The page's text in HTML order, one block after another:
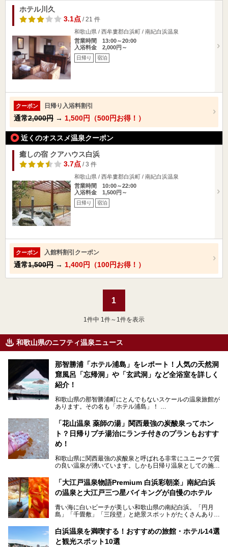
ホテル川久
3.1点/ 21 件
和歌山県 / 西牟婁郡白浜町 / 南紀白浜温泉
営業時間 13:00～20:00
入浴料金 2,000円～
日帰り 宿泊
クーポン 日帰り入浴料割引
通常2,000円 → 1,500円（500円お得！）
近くのオススメ温泉クーポン
癒しの宿 クアハウス白浜
3.7点/ 3 件
和歌山県 / 西牟婁郡白浜町 / 南紀白浜温泉
営業時間 10:00～22:00
入浴料金 1,500円～
日帰り 宿泊
クーポン 入館料割引クーポン
通常1,500円 → 1,400円（100円お得！）
1
1 件中 1件～1件を表示
和歌山県のニフティ温泉ニュース
那智勝浦「ホテル浦島」をレポート！人気の天然洞
窟風呂「忘帰洞」や「玄武洞」など全浴室を詳しく
紹介！
和歌山県の那智勝浦町にとんでもないスケールの温泉旅館が
あります。その名も「ホテル浦島」！
泉。日本一長いエスカレーターで「本館」と「山上館」を結
び、海を一望する絶景も。
6ヵ所のお風呂のうち5ヵ所までは日帰り入浴も可。可愛ら
しいカメさんの形の送迎船「浦島丸」に乗っていざ、温泉の
湧く竜宮城へ！
───
提供元：那智勝浦町【PR】
この記事は那智勝浦町のPR記事です。
「花山温泉 薬師の湯」関西最強の炭酸泉ってホン
ト？日帰りプチ湯治にランチ付きのプランもおすす
め！
和歌山県に関西最強の炭酸泉と呼ばれる非常にユニークで質
の良い温泉が湧いています。しかも日帰り温泉としての施設
薬師の湯」。朝一番のお風呂にはパリパリシャリシャリと膜
が張って、それを砕きながら入浴できるとか！
ンチに人気のお食事処メニューも紹介しちゃいます！
「大江戸温泉物語Premium 白浜彩朝楽」南紀白浜
の温泉と大江戸三つ星バイキングが自慢のホテル
青い海に白いビーチが美しい和歌山県の南紀白浜。「円月
島」「千畳敷」「三段壁」と絶景スポットがたくさんありま
場する歴史の古さから日本三古湯の一つにも。
そんな「南紀白浜温泉」の「大江戸温泉物語Premium 白浜
白浜温泉を満喫する！おすすめの旅館・ホテル14選
と観光スポット10選